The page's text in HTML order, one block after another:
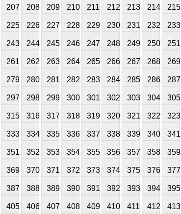
207 208 209 210 211 212 213 214 215
225 226 227 228 229 230 231 232 233
243 244 245 246 247 248 249 250 251
261 262 263 264 265 266 267 268 269
279 280 281 282 283 284 285 286 287
297 298 299 300 301 302 303 304 305
315 316 317 318 319 320 321 322 323
333 334 335 336 337 338 339 340 341
351 352 353 354 355 356 357 358 359
369 370 371 372 373 374 375 376 377
387 388 389 390 391 392 393 394 395
405 406 407 408 409 410 411 412 413